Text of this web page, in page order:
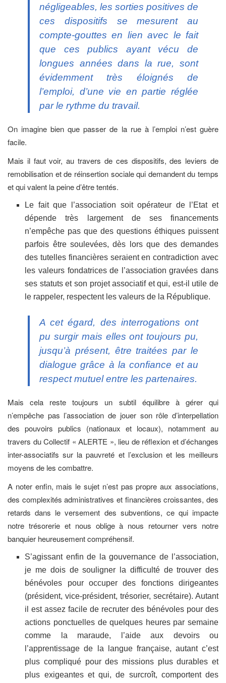
négligeables, les sorties positives de
ces dispositifs se mesurent au
compte-gouttes en lien avec le fait
que ces publics ayant vécu de
longues années dans la rue, sont
évidemment très éloignés de
l’emploi, d’une vie en partie réglée
par le rythme du travail.
On imagine bien que passer de la rue à l’emploi n’est guère
facile.
Mais il faut voir, au travers de ces dispositifs, des leviers de
remobilisation et de réinsertion sociale qui demandent du temps
et qui valent la peine d’être tentés.
Le fait que l’association soit opérateur de l’Etat et
dépende très largement de ses financements
n’empêche pas que des questions éthiques puissent
parfois être soulevées, dès lors que des demandes
des tutelles financières seraient en contradiction avec
les valeurs fondatrices de l’association gravées dans
ses statuts et son projet associatif et qui, est-il utile de
le rappeler, respectent les valeurs de la République.
A cet égard, des interrogations ont
pu surgir mais elles ont toujours pu,
jusqu’à présent, être traitées par le
dialogue grâce à la confiance et au
respect mutuel entre les partenaires.
Mais cela reste toujours un subtil équilibre à gérer qui
n’empêche pas l’association de jouer son rôle d’interpellation
des pouvoirs publics (nationaux et locaux), notamment au
travers du Collectif « ALERTE », lieu de réflexion et d’échanges
inter-associatifs sur la pauvreté et l’exclusion et les meilleurs
moyens de les combattre.
A noter enfin, mais le sujet n’est pas propre aux associations,
des complexités administratives et financières croissantes, des
retards dans le versement des subventions, ce qui impacte
notre trésorerie et nous oblige à nous retourner vers notre
banquier heureusement compréhensif.
S’agissant enfin de la gouvernance de l’association,
je me dois de souligner la difficulté de trouver des
bénévoles pour occuper des fonctions dirigeantes
(président, vice-président, trésorier, secrétaire). Autant
il est assez facile de recruter des bénévoles pour des
actions ponctuelles de quelques heures par semaine
comme la maraude, l’aide aux devoirs ou
l’apprentissage de la langue française, autant c’est
plus compliqué pour des missions plus durables et
plus exigeantes et qui, de surcroît, comportent des